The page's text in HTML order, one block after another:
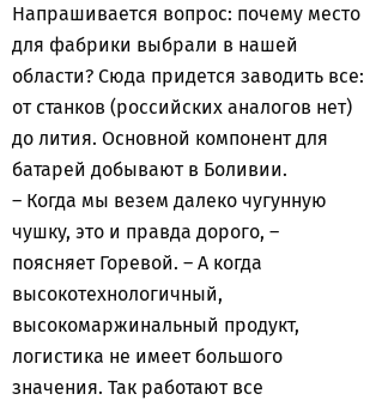
Напрашивается вопрос: почему место
для фабрики выбрали в нашей
области? Сюда придется заводить все:
от станков (российских аналогов нет)
до лития. Основной компонент для
батарей добывают в Боливии.
– Когда мы везем далеко чугунную
чушку, это и правда дорого, –
поясняет Горевой. – А когда
высокотехнологичный,
высокомаржинальный продукт,
логистика не имеет большого
значения. Так работают все